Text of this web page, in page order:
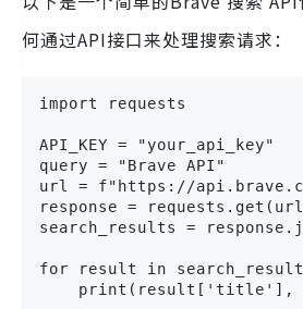
何通过API接口来处理搜索请求：
import requests
API_KEY = "your_api_key"
query = "Brave API"
url = f"https://
response =
search_results =
for result in
print(result['title'],